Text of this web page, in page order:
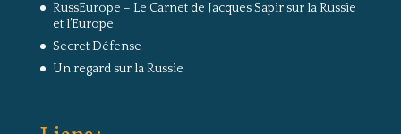
RussEurope – Le Carnet de Jacques Sapir sur la Russie
et l’Europe
Secret Défense
Un regard sur la Russie